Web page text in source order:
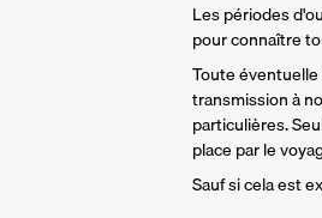
Les périodes
pour connaître
Toute éventuelle
transmission à
particulières.
place par le
Sauf si cela est